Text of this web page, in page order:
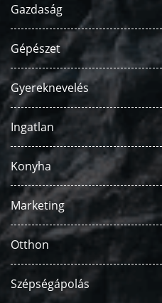
Gazdaság
Gépészet
Gyereknevelés
Ingatlan
Konyha
Marketing
Otthon
Szépségápolás